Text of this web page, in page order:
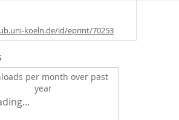
koeln.de/id/eprint/70253
per month over past
year